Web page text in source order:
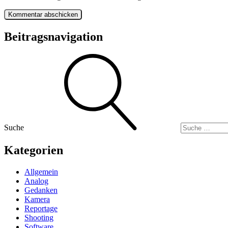
Beitragsnavigation
Suche
Kategorien
Allgemein
Analog
Gedanken
Kamera
Reportage
Shooting